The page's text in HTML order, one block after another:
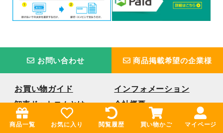
お問い合わせ 商品掲載希望の企業様
お買い物ガイド
卸売ドットコムとは
ご利用案内
インフォメーション
会社概要
お問い合わせ
商品一覧 お気に入り 閲覧履歴 買い物かご マイページ